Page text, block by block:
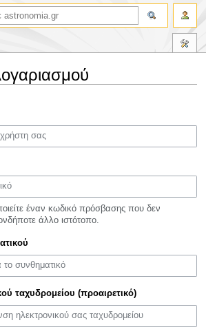
έναν κωδικό πρόσβασης που δεν
άλλο ιστότοπο.
ταχυδρομείου (προαιρετικό)